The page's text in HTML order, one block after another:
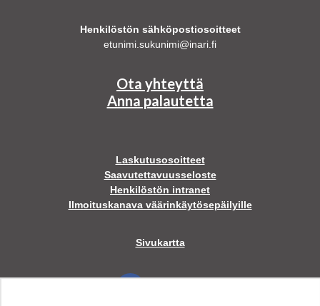
Henkilöstön sähköpostiosoitteet
etunimi.sukunimi@inari.fi
Ota yhteyttä
Anna palautetta
Laskutusosoitteet
Saavutettavuusseloste
Henkilöstön intranet
Ilmoituskanava väärinkäytösepäilyille
Sivukartta